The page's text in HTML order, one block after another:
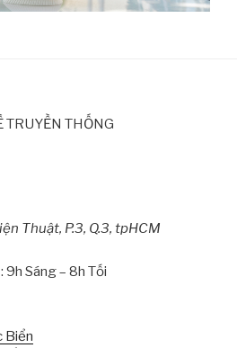
TRUYỀN THỐNG
Thuật, P.3, Q.3, tpHCM
Sáng – 8h Tối
Biển